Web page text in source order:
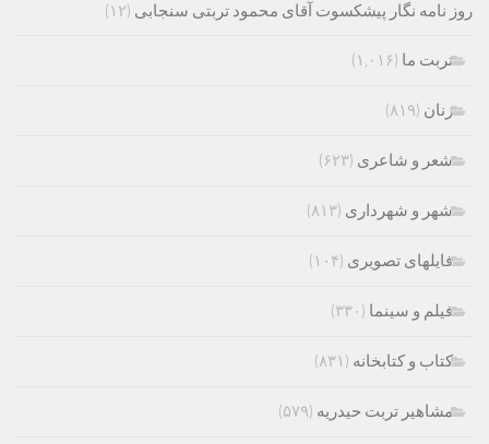
روز نامه نگار پیشکسوت آقای محمود تربتی سنجابی (۱۲)
تربت ما (۱,۰۱۶)
زنان (۸۱۹)
شعر و شاعری (۶۲۳)
شهر و شهرداری (۸۱۳)
فایلهای تصویری (۱۰۴)
فیلم و سینما (۳۳۰)
کتاب و کتابخانه (۸۳۱)
مشاهیر تربت حیدریه (۵۷۹)